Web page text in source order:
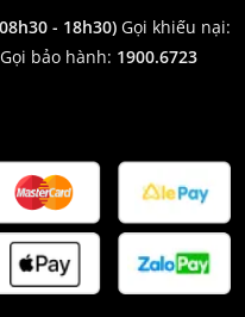
- 18h30) Gọi khiếu nại:
Gọi bảo hành: 1900.6723